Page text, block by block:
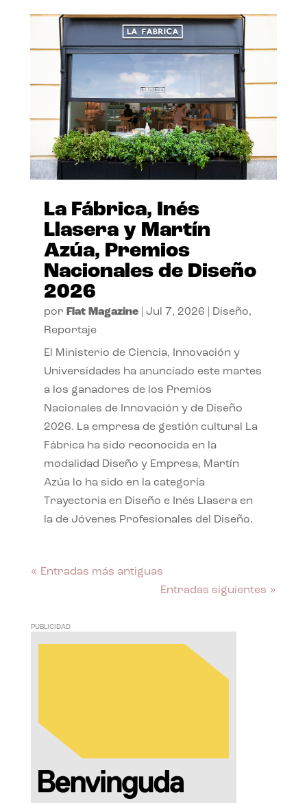
La Fábrica, Inés
Llasera y Martín
Azúa, Premios
Nacionales de Diseño
2026
por Flat Magazine| Jul 7, 2026 Diseño,
Reportaje
El Ministerio de Ciencia, Innovación y
Universidades ha anunciado este martes
a los ganadores de los Premios
Nacionales de Innovación y de Diseño
2026. La empresa de gestión cultural La
Fábrica ha sido reconocida en la
modalidad Diseño y Empresa, Martín
Azúa lo ha sido en la categoría
Trayectoria en Diseño e Inés Llasera en
la de Jóvenes Profesionales del Diseño.
« Entradas más antiguas
Entradas siguientes »
PUBLICIDAD